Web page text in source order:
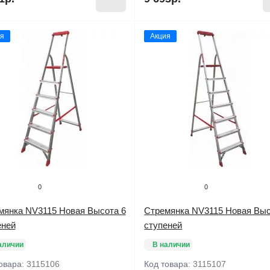
0
NV3115 Новая Высота 6
3115106
Акция
0
Стремянка NV3115 Новая
ступеней
В наличии
Код товара:3115107